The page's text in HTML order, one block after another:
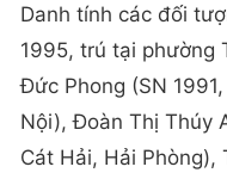
Danh tính các đối
1995, trú tại phường
Đức Phong (SN
Nội), Đoàn Thị Thúy
Cát Hải, Hải Phòng),